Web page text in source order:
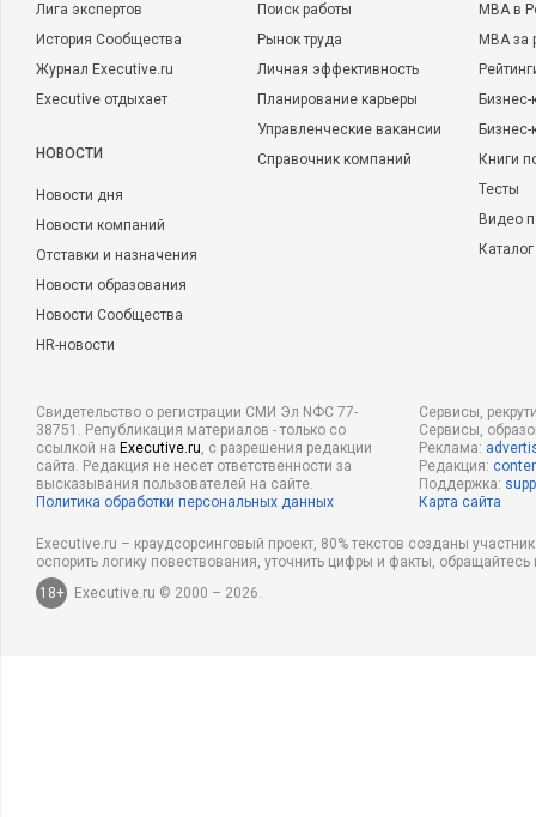
Лига экспертов
История Сообщества
Журнал Executive.ru
Executive отдыхает
НОВОСТИ
Новости дня
Новости компаний
Отставки и назначения
Новости образования
Новости Сообщества
HR-новости
Поиск работы
Рынок труда
Личная эффективность
Планирование карьеры
Управленческие вакансии
Справочник компаний
MBA в
MBA
Бизнес-
Книги
Тесты
Видео
Свидетельство о регистрации СМИ Эл NФС 77-
38751. Републикация материалов - только со
ссылкой на Executive.ru, с разрешения редакции
сайта. Редакция не несет ответственности за
высказывания пользователей на сайте.
Политика обработки персональных данных
Сервисы,
Сервисы,
Реклама:
Редакция:
Поддержка:
Карта сайта
Executive.ru – краудсорсинговый проект, 80% текстов созданы
оспорить логику повествования, уточнить цифры и факты,
18+
Executive.ru © 2000 – 2026.